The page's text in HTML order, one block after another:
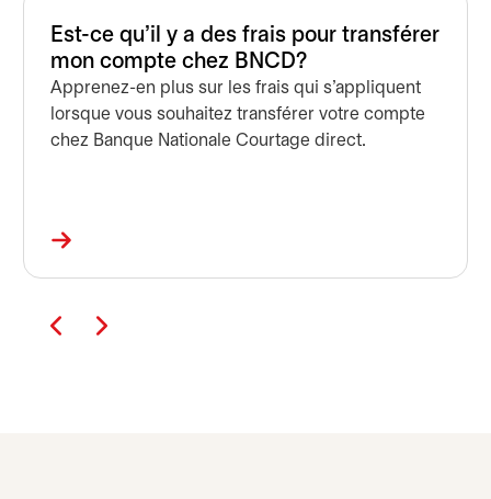
Est-ce qu'il y a des frais pour transférer
mon compte chez BNCD?
Apprenez-en plus sur les frais qui s'appliquent
lorsque vous souhaitez transférer votre compte
chez Banque Nationale Courtage direct.